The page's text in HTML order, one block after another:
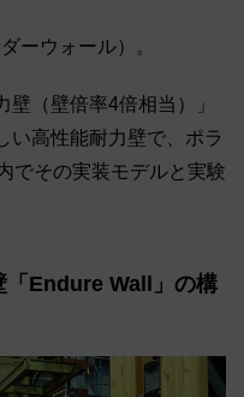
ーウォール）。
（壁倍率4倍相当）」
い高性能耐力壁で、ポラ
でその実装モデルと実験
「Endure Wall」の構